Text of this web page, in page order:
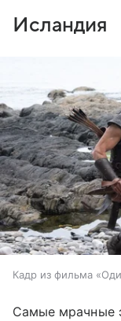
Исландия
Кадр из фильма
Самые мрачные